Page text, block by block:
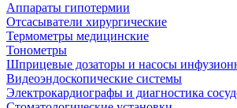
Аппараты гипотермии
Отсасыватели хирургические
Термометры медицинские
Тонометры
Шприцевые дозаторы и насосы
Видеоэндоскопические системы
Электрокардиографы и диагностика